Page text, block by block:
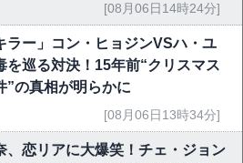
[08月06日14時24分]
ラー」コン・ヒョジンVSハ・ユ
を巡る対決！15年前“クリスマス
”の真相が明らかに
[08月06日13時34分]
、恋リアに大爆笑！チェ・ジョン